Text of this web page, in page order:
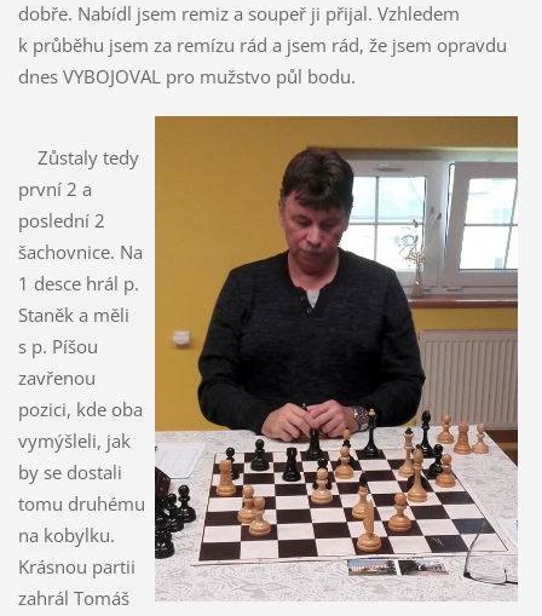
dobře. Nabídl jsem remiz a soupeř ji přijal. Vzhledem
k průběhu jsem za remízu rád a jsem rád, že jsem opravdu
dnes VYBOJOVAL pro mužstvo půl bodu.
Zůstaly tedy
první 2 a
poslední 2
šachovnice. Na
1 desce hrál p.
Staněk a měli
s p. Píšou
zavřenou
pozici, kde oba
vymýšleli, jak
by se dostali
tomu druhému
na kobylku.
Krásnou partii
zahrál Tomáš